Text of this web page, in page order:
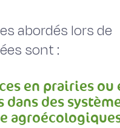
abordés lors de
sont :
en prairies ou
dans des